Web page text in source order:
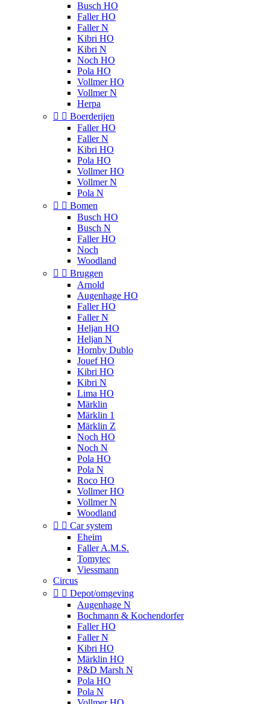
Busch HO
Faller HO
Faller N
Kibri HO
Kibri N
Noch HO
Pola HO
Vollmer HO
Vollmer N
Herpa
  Boerderijen
Faller HO
Faller N
Kibri HO
Pola HO
Vollmer HO
Vollmer N
Pola N
  Bomen
Busch HO
Busch N
Faller HO
Noch
Woodland
  Bruggen
Arnold
Augenhage HO
Faller HO
Faller N
Heljan HO
Heljan N
Hornby Dublo
Jouef HO
Kibri HO
Kibri N
Lima HO
Märklin
Märklin 1
Märklin Z
Noch HO
Noch N
Pola HO
Pola N
Roco HO
Vollmer HO
Vollmer N
Woodland
  Car system
Eheim
Faller A.M.S.
Tomytec
Viessmann
Circus
  Depot/omgeving
Augenhage N
Bochmann & Kochendorfer
Faller HO
Faller N
Kibri HO
Märklin HO
P&D Marsh N
Pola HO
Pola N